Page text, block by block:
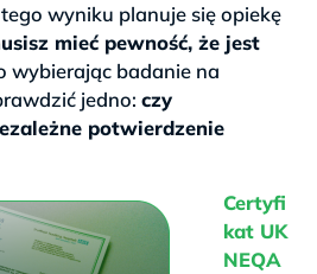
wyniku planuje się opiekę
mieć pewność, że jest
wybierając badanie na
jedno: czy
potwierdzenie
Certyfi
kat UK
NEQA